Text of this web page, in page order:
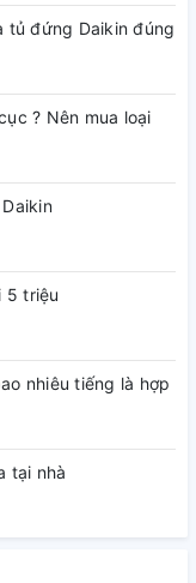
tủ đứng Daikin đúng
? Nên mua loại
5 triệu
nhiêu tiếng là hợp
tại nhà